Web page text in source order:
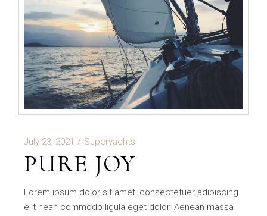
July 23, 2021 Superyachts
PURE JOY
Lorem ipsum dolor sit amet, consectetuer adipiscing
elit nean commodo ligula eget dolor. Aenean massa